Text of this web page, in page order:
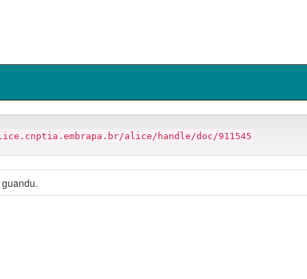
alice/handle/doc/911545